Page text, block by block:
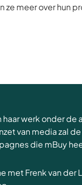
ze meer over hun
werk onder
van media zal
die mBuy
met Frenk van der